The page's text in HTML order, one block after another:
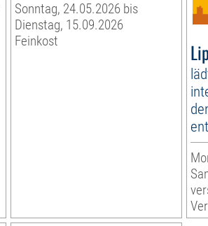
Sonntag, 24.05.2026 bis
Dienstag, 15.09.2026
Feinkost